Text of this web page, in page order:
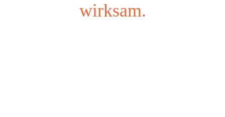
wirksam.